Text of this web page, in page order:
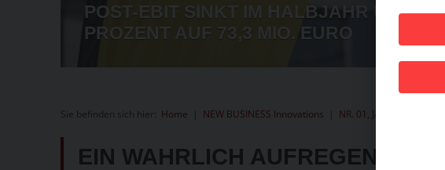
POST-EBIT SINKT IM HALBJAHR UM 22
PROZENT AUF 73,3 MIO. EURO
Sie befinden sich hier: Home NEW BUSINESS Innovations NR. 01, JÄNNER 2025
EIN WAHRLICH AUFREGENDES